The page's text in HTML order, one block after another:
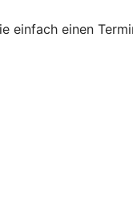
einfach einen